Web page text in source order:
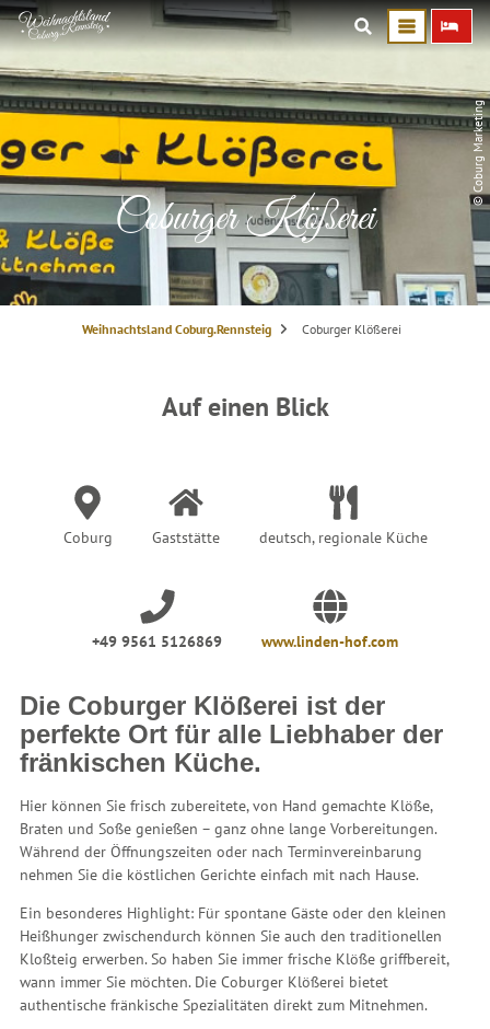
© Coburg Marketing
Coburger Klößerei
S
Weihnachtsland Coburg.Rennsteig Coburger Klößerei
Auf einen Blick
Coburg Gaststätte deutsch, regionale Küche
+49 9561 5126869 www.linden-hof.com
Die Coburger Klößerei ist der
perfekte Ort für alle Liebhaber der
fränkischen Küche.
Hier können Sie frisch zubereitete, von Hand gemachte Klöße,
Braten und Soße genießen – ganz ohne lange Vorbereitungen.
Während der Öffnungszeiten oder nach Terminvereinbarung
nehmen Sie die köstlichen Gerichte einfach mit nach Hause.
Ein besonderes Highlight: Für spontane Gäste oder den kleinen
Heißhunger zwischendurch können Sie auch den traditionellen
Kloßteig erwerben. So haben Sie immer frische Klöße griffbereit,
wann immer Sie möchten. Die Coburger Klößerei bietet
authentische fränkische Spezialitäten direkt zum Mitnehmen.